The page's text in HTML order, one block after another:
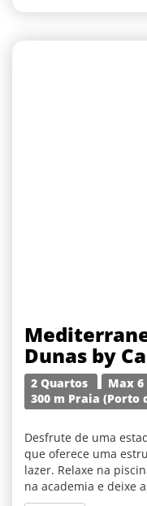
Dunas by
2 Quartos
Max 6
300 m Praia (Porto
Desfrute de uma
que oferece uma
lazer. Relaxe na
na academia e deixe